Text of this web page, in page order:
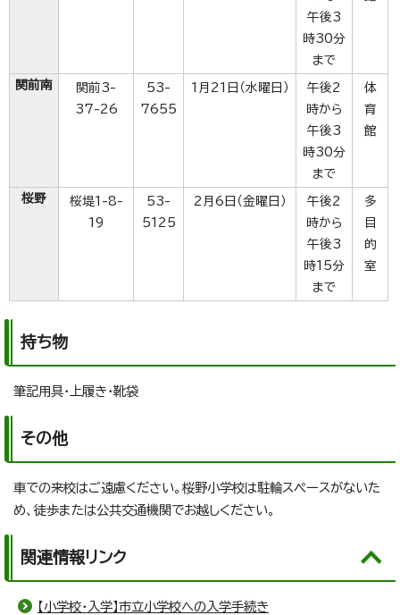
午後3
時30分
まで
関前南
関前3-
37-26
53-
7655
1月21日（水曜日）
午後2
時から
午後3
時30分
まで
体
育
館
桜野
桜堤1-8-
19
53-
5125
2月6日（金曜日）
午後2
時から
午後3
時15分
まで
多
目
的
室
持ち物
筆記用具・上履き・靴袋
その他
車での来校はご遠慮ください。桜野小学校は駐輪スペースがないた
め、徒歩または公共交通機関でお越しください。
関連情報リンク
【小学校・入学】市立小学校への入学手続き